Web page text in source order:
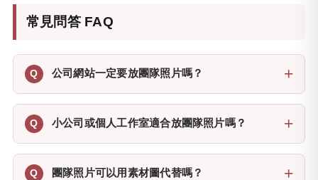
常見問答 FAQ
公司網站一定要放團隊照片嗎？
小公司或個人工作室適合放團隊照片嗎？
團隊照片可以用素材圖代替嗎？